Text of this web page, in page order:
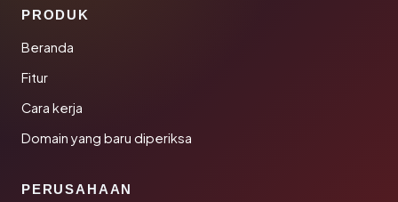
PRODUK
Beranda
Fitur
Cara kerja
Domain yang baru diperiksa
PERUSAHAAN